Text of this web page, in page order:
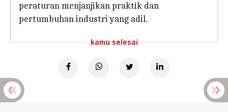
peraturan menjanjikan praktik dan
pertumbuhan industri yang adil.
kamu selesai